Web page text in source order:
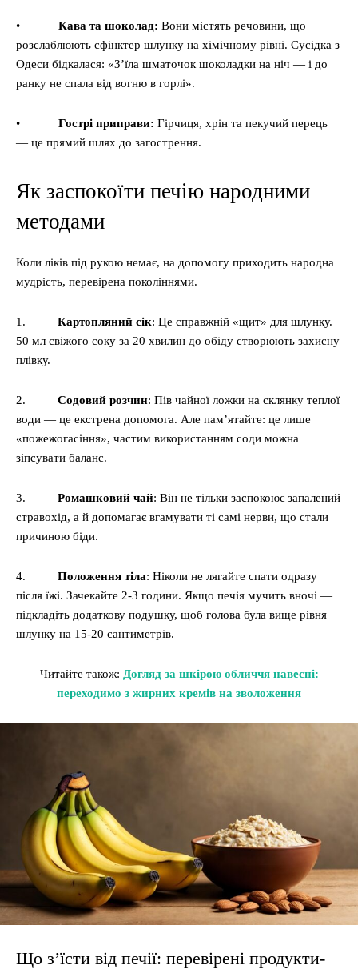
• Кава та шоколад: Вони містять речовини, що
розслаблюють сфінктер шлунку на хімічному рівні. Сусідка з
Одеси бідкалася: «З’їла шматочок шоколадки на ніч — і до
ранку не спала від вогню в горлі».
• Гострі приправи: Гірчиця, хрін та пекучий перець
— це прямий шлях до загострення.
Як заспокоїти печію народними
методами
Коли ліків під рукою немає, на допомогу приходить народна
мудрість, перевірена поколіннями.
1. Картопляний сік: Це справжній «щит» для шлунку.
50 мл свіжого соку за 20 хвилин до обіду створюють захисну
плівку.
2. Содовий розчин: Пів чайної ложки на склянку теплої
води — це екстрена допомога. Але пам’ятайте: це лише
«пожежогасіння», частим використанням соди можна
зіпсувати баланс.
3. Ромашковий чай: Він не тільки заспокоює запалений
стравохід, а й допомагає вгамувати ті самі нерви, що стали
причиною біди.
4. Положення тіла: Ніколи не лягайте спати одразу
після їжі. Зачекайте 2-3 години. Якщо печія мучить вночі —
підкладіть додаткову подушку, щоб голова була вище рівня
шлунку на 15-20 сантиметрів.
Читайте також: Догляд за шкірою обличчя навесні:
переходимо з жирних кремів на зволоження
Що з’їсти від печії: перевірені продукти-